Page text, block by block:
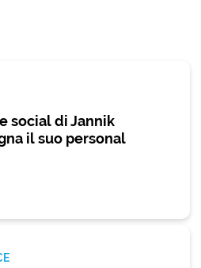
social di Jannik
il suo personal